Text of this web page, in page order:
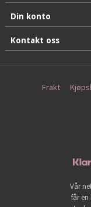
Din konto
Kontakt oss
Frakt
Vår
får en